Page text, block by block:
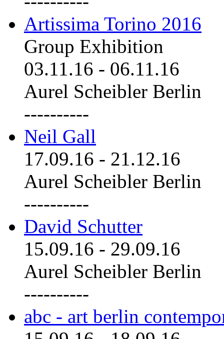
Artissima Torino 2016
Group Exhibition
03.11.16 - 06.11.16
Aurel Scheibler Berlin
----------
Neil Gall
17.09.16 - 21.12.16
Aurel Scheibler Berlin
----------
David Schutter
15.09.16 - 29.09.16
Aurel Scheibler Berlin
----------
abc - art berlin